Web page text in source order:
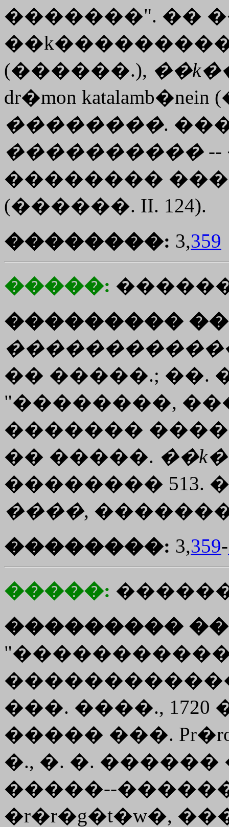
�������". ��
��
(������.), ��
dr�mon katalamb�nein
��������.
����������--
��������
(������. II. 124).
��������: 3,359
�����:
���������
�� �����.; ��.
"��������,
�������
�� �����. ��
�������� 513.
����, �������
��������: 3,359-
�����:
���������
���. ����., 1720
����� ���.
�., �. �. ������
�����--������
�r�r�g�t�w�,